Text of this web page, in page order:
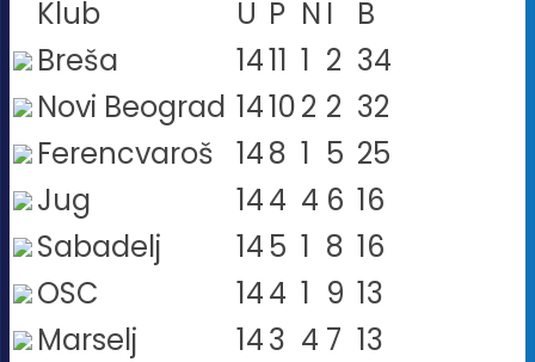
Klub U P N I
B
Breša
1411 1 2 34
Novi Beograd 14102 2 32
Ferencvaroš
148 1 5 25
Jug
144 4 6 16
Sabadelj
145 1 8 16
OSC
144 1 9 13
Marselj
143 4 7 13